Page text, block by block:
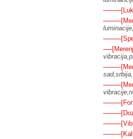
sad,srbija,